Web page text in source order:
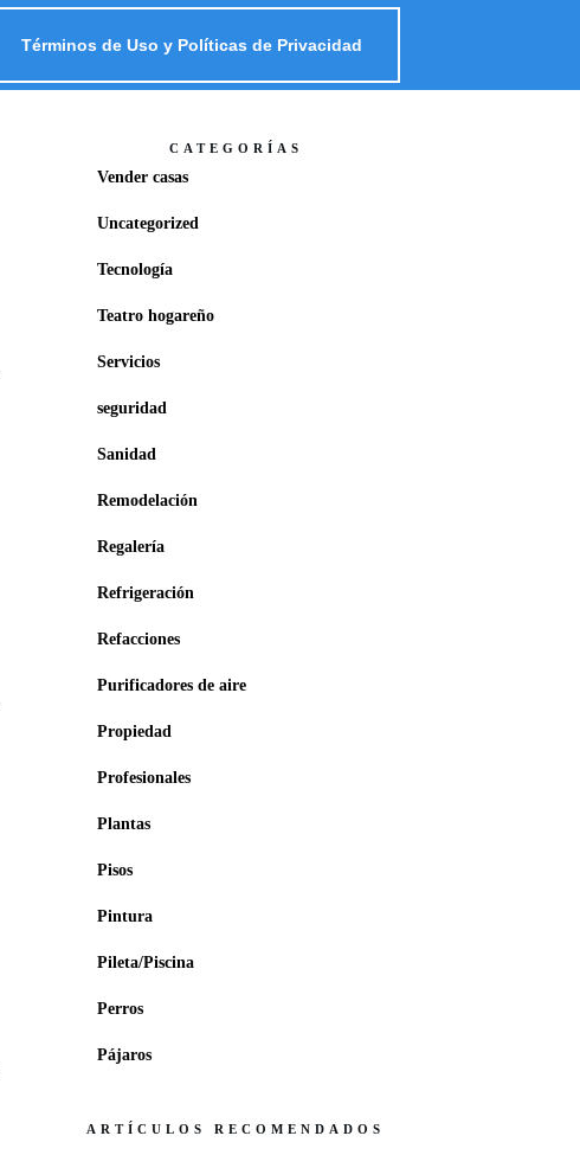
Términos de Uso y Políticas de Privacidad
CATEGORÍAS
Vender casas
Uncategorized
Tecnología
Teatro hogareño
Servicios
seguridad
Sanidad
Remodelación
Regalería
Refrigeración
Refacciones
Purificadores de aire
Propiedad
Profesionales
Plantas
Pisos
Pintura
Pileta/Piscina
Perros
Pájaros
ARTÍCULOS RECOMENDADOS